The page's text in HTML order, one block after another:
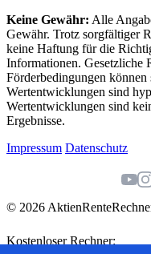
Keine Gewähr: Alle
Gewähr. Trotz sorgfältiger
keine Haftung für die
Informationen. Gesetzliche
Förderbedingungen
Wertentwicklungen sind
Wertentwicklungen sind
Ergebnisse.
Impressum Datenschutz
© 2026
Kostenloser Rechner: